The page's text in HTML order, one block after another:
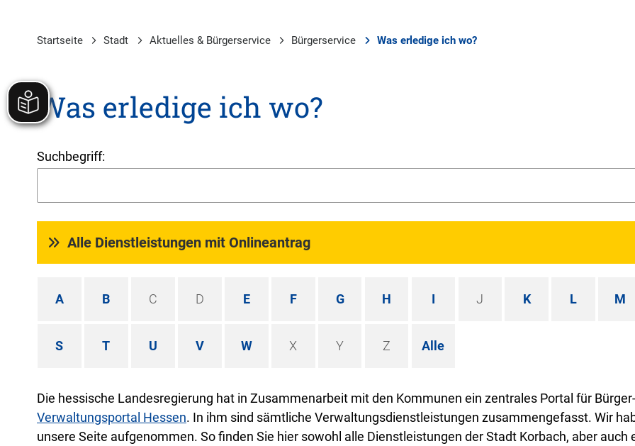
Startseite Stadt Aktuelles & Bürgerservice Bürgerservice Was erledige ich wo?
Was erledige ich wo?
Suchbegriff:
Alle Dienstleistungen mit Onlineantrag
A B C D E F G H I J K L M
S T U V W X Y Z Alle
Die hessische Landesregierung hat in Zusammenarbeit mit den Kommunen ein zentrales Portal für
Verwaltungsportal Hessen. In ihm sind sämtliche Verwaltungsdienstleistungen zusammengefasst. Wir
unsere Seite aufgenommen. So finden Sie hier sowohl alle Dienstleistungen der Stadt Korbach, aber